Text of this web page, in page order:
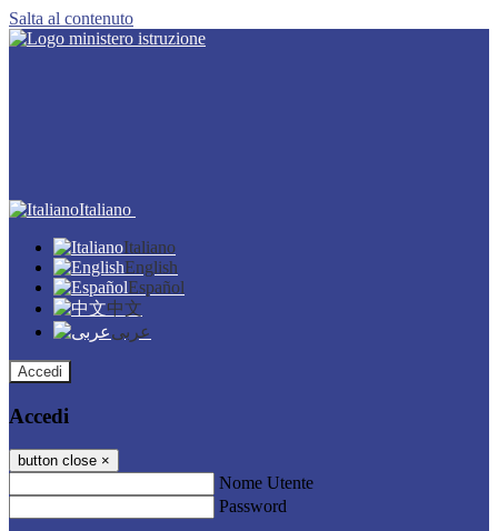
Salta al contenuto
Italiano
Italiano
English
Español
中文
عربى
Accedi
Accedi
button close ×
Nome Utente
Password